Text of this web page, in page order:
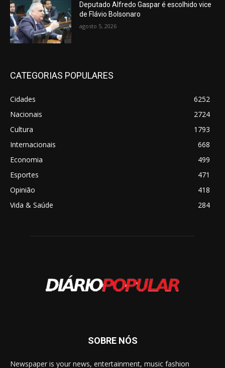
Deputado Alfredo Gaspar é escolhido vice
de Flávio Bolsonaro
agosto 5, 2026
CATEGORIAS POPULARES
Cidades
6252
Nacionais
2724
Cultura
1793
Internacionais
668
Economia
499
Esportes
471
Opinião
418
Vida & Saúde
284
SOBRE NÓS
Newspaper is your news, entertainment, music fashion